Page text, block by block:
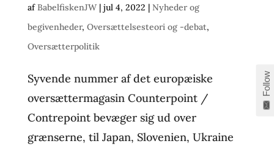
afBabelfiskenJW| jul 4, 2022 | Nyheder og
begivenheder, Oversættelsesteori og -debat,
Oversætterpolitik
Syvende nummer af det europæiske
oversættermagasin Counterpoint /
Contrepoint bevæger sig ud over
grænserne, til Japan, Slovenien, Ukraine
Follow